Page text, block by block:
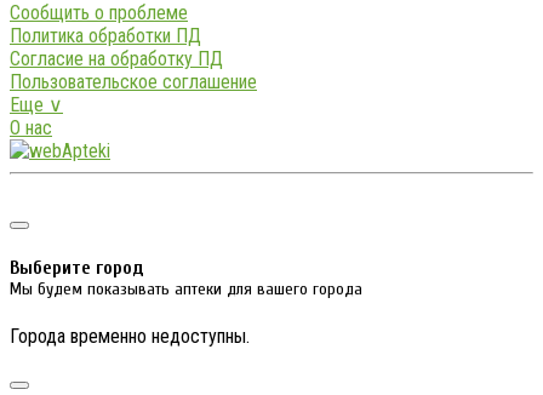
Сообщить о проблеме
Политика обработки ПД
Согласие на обработку ПД
Пользовательское соглашение
Еще ∨
О нас
Выберите город
Мы будем показывать аптеки для вашего города
Города временно недоступны.